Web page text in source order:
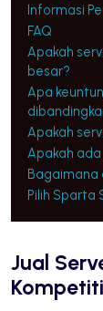
Informasi
FAQ
Apakah
besar?
Apa
Apakah
Apakah
Bagaimana
Pilih Sparta
Jual